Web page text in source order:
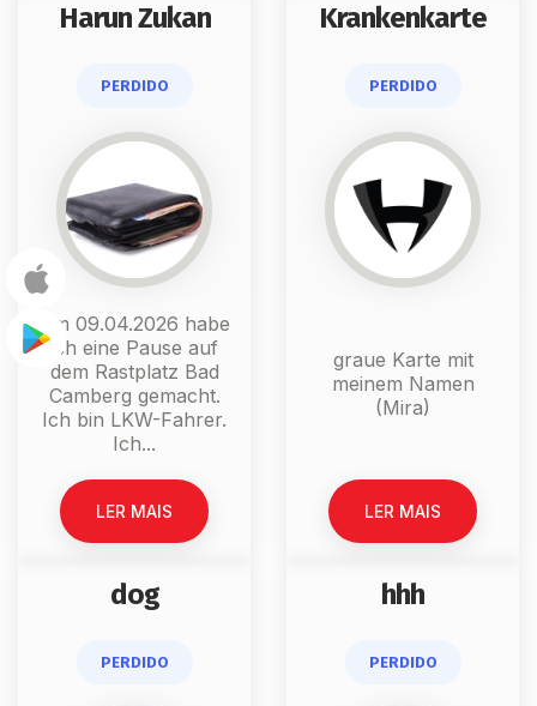
Harun Zukan
PERDIDO
Am 09.04.2026 habe
ich eine Pause auf
dem Rastplatz Bad
Camberg gemacht.
Ich bin LKW-Fahrer.
Ich...
LER MAIS
Krankenkarte
PERDIDO
graue Karte mit
meinem Namen
(Mira)
LER MAIS
dog
PERDIDO
hhh
PERDIDO